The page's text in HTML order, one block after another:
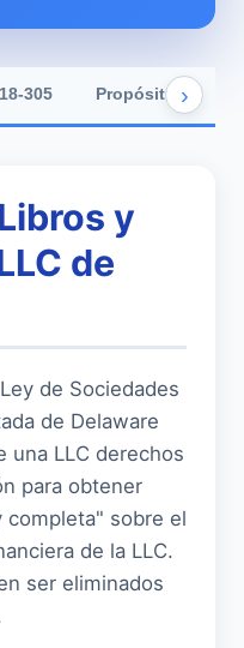
305 Propósito ›
y
de
de Sociedades
de Delaware
una LLC derechos
para obtener
completa" sobre el
de la LLC.
ser eliminados